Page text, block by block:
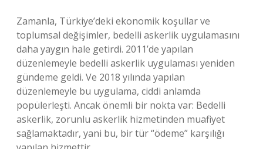
Zamanla, Türkiye’deki ekonomik koşullar ve
toplumsal değişimler, bedelli askerlik uygulamasını
daha yaygın hale getirdi. 2011’de yapılan
düzenlemeyle bedelli askerlik uygulaması yeniden
gündeme geldi. Ve 2018 yılında yapılan
düzenlemeyle bu uygulama, ciddi anlamda
popülerleşti. Ancak önemli bir nokta var: Bedelli
askerlik, zorunlu askerlik hizmetinden muafiyet
sağlamaktadır, yani bu, bir tür “ödeme” karşılığı